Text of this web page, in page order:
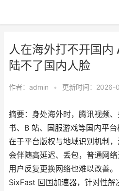
人在海外打不开国内
陆不了国内人脸
作者： admin • 更新时间：2026-
摘要：身处海外时，腾讯视频
书、B 站、国服游戏等国内平
在于平台版权与地域识别机制
会伴随高延迟、丢包，普通网
用户反复更换网络也难以改善
SixFast 回国加速器，针对性解